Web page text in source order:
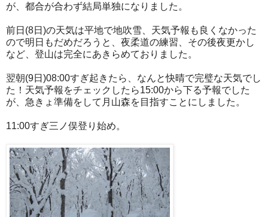
が、都合が合わず結局単独になりました。
前日(8日)の天気は平地で地吹雪、天気予報も良くなかった
ので明日もだめだろうと、夜柔道の練習、その後夜更かし
など、登山は完全にあきらめておりました。
翌朝(9日)08:00すぎ起きたら、なんと快晴で完璧な天気でし
た！天気予報をチェックしたら15:00から下る予報でした
が、急きょ準備をして月山森を目指すことにしました。
11:00すぎ三ノ俣登り始め。